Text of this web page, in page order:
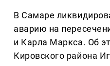
В Самаре
аварию на
и Карла Маркса. Об
Кировского района